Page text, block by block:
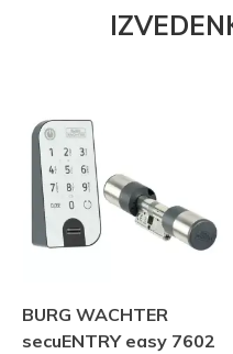
BURG WACHTER
secuENTRY easy 7602